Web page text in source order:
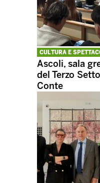
CULTURA E
Ascoli, sala
del Terzo
Conte